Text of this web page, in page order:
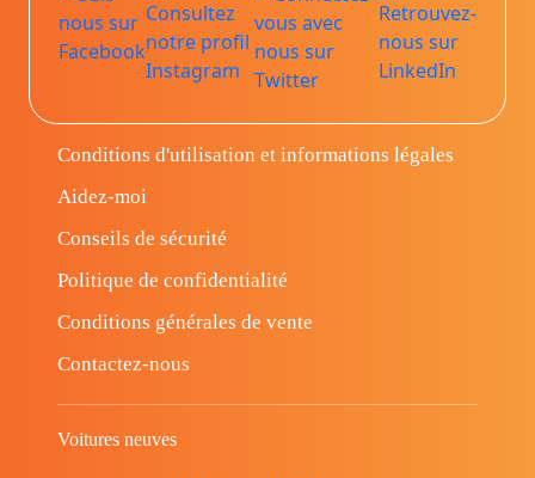
Conditions d'utilisation et informations légales
Aidez-moi
Conseils de sécurité
Politique de confidentialité
Conditions générales de vente
Contactez-nous
Voitures neuves